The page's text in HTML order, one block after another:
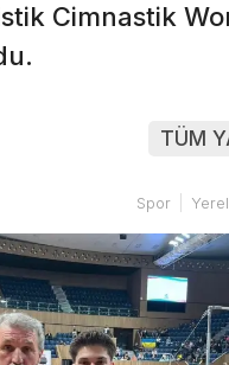
Cimnastik
TÜM
Spor